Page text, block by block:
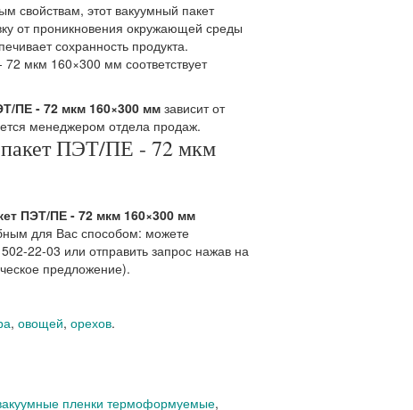
свойствам, этот вакуумный пакет
от проникновения окружающей среды
сохранность продукта.
мкм 160×300 мм соответствует
ПЕ - 72 мкм 160×300 ммзависит от
менеджером отдела продаж.
ПЭТ/ПЕ - 72 мкм
ПЭТ/ПЕ - 72 мкм 160×300 мм
для Вас способом: можете
22-03 или отправить запрос нажав на
предложение).
, овощей, орехов.
пленки термоформуемые,